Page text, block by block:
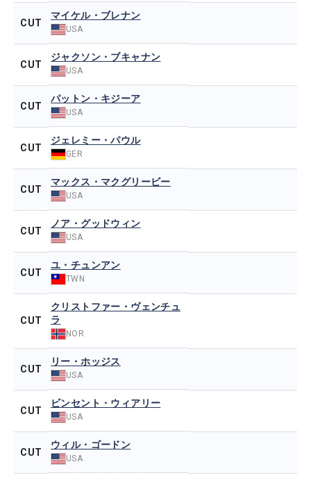
CUT
マイケル・ブレナン
USA
CUT
ジャクソン・ブキャナン
USA
CUT
パットン・キジーア
USA
CUT
ジェレミー・パウル
GER
CUT
マックス・マクグリービー
USA
CUT
ノア・グッドウィン
USA
CUT
ユ・チュンアン
TWN
CUT
クリストファー・ヴェンチュ
ラ
NOR
CUT
リー・ホッジス
USA
CUT
ビンセント・ウィアリー
USA
CUT
ウィル・ゴードン
USA